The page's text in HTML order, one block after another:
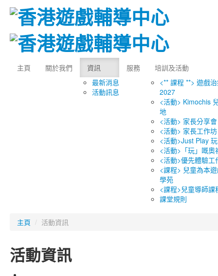
主頁 關於我們
資訊
最新消息
活動訊息
服務
培訓及活動
<** 課程 **> 遊戲
2027
<活動> Kimochis
地
<活動> 家長分享會
<活動> 家長工作坊
<活動>Just Play
<活動>「玩」嘅奧
<活動>優先體驗工
<課程> 兒童為本
學苑
<課程>兒童導師課
課堂規則
主頁 / 活動資訊
活動資訊